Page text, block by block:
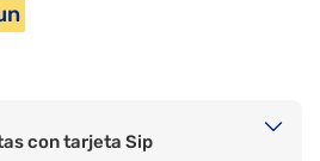
con tarjeta Sip